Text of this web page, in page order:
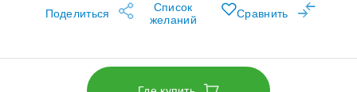
Поделиться
Список
желаний
Сравнить